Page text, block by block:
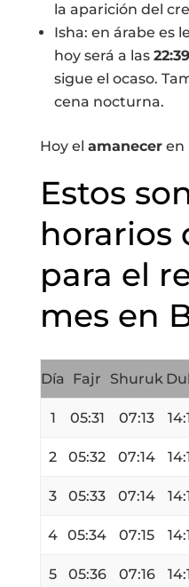
la aparición del
Isha: en árabe es le
hoy será a las 22:39
sigue el ocaso.
cena nocturna.
Hoy el amaneceren
Estos
horarios
para el
mes en
Día Fajr Shuruk
1 05:31 07:13
2 05:32 07:14
3 05:33 07:14
4 05:34 07:15
5 05:36 07:16